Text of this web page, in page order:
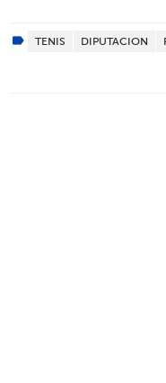
TENIS DIPUTACION